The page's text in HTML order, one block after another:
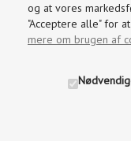
og at vores
"Acceptere alle" for
mere om brugen af
ROLF LYSESTAGER -
FARVER